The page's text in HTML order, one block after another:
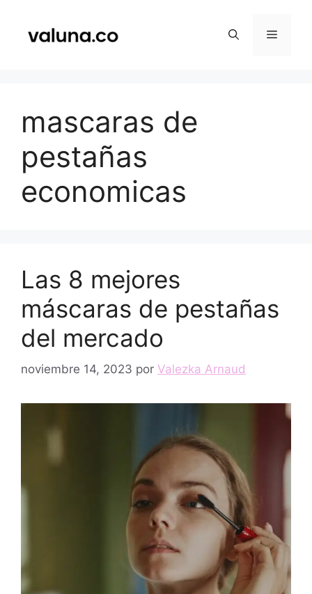
contenido
Menú
mascaras de
pestañas
economicas
Las 8 mejores
máscaras de pestañas
del mercado
noviembre 14, 2023 por Valezka Arnaud